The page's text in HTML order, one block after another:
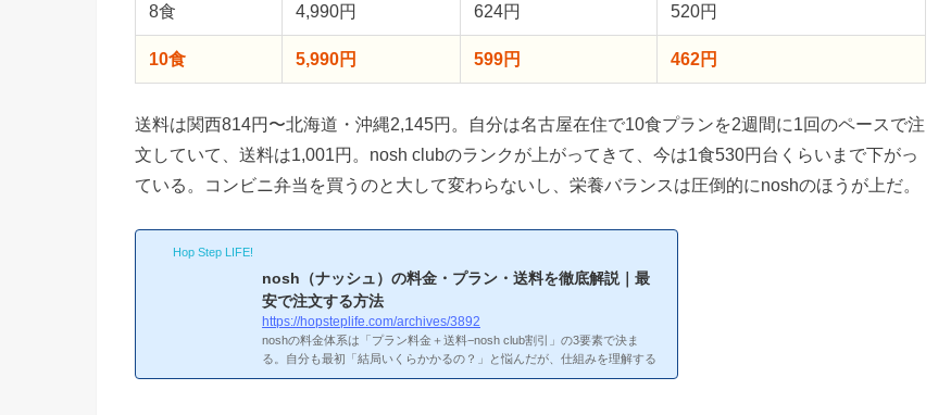
8食 4,990円 624円 520円
10食 5,990円 599円 462円
送料は関西814円〜北海道・沖縄2,145円。自分は名古屋在住で10食プランを2週間に1回のペースで注
文していて、送料は1,001円。nosh clubのランクが上がってきて、今は1食530円台くらいまで下がっ
ている。コンビニ弁当を買うのと大して変わらないし、栄養バランスは圧倒的にnoshのほうが上だ。
Hop Step LIFE!
nosh（ナッシュ）の料金・プラン・送料を徹底解説｜最
安で注文する方法
https://hopsteplife.com/archives/3892
noshの料金体系は「プラン料金＋送料−nosh club割引」の3要素で決ま
る。自分も最初「結局いくらかかるの？」と悩んだが、仕組みを理解する
と思った以上にお得に使える。実際に自分が払っている金額も含めて、リ